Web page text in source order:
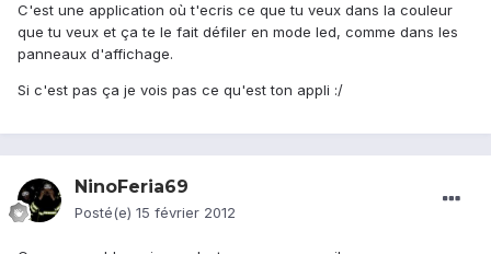
C'est une application où t'ecris ce que tu veux dans la couleur
que tu veux et ça te le fait défiler en mode led, comme dans les
panneaux d'affichage.
Si c'est pas ça je vois pas ce qu'est ton appli :/
NinoFeria69
Posté(e) 15 février 2012